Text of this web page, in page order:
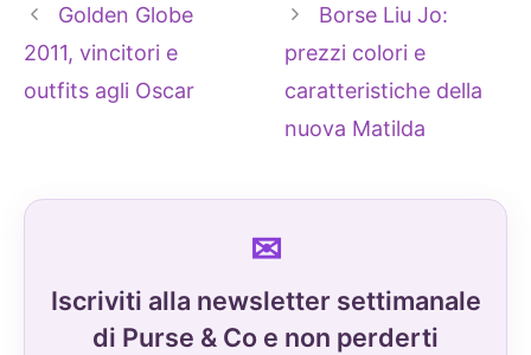
Golden Globe
2011, vincitori e
outfits agli Oscar
Borse Liu Jo:
prezzi colori e
caratteristiche della
nuova Matilda
Iscriviti alla newsletter settimanale
di Purse & Co e non perderti